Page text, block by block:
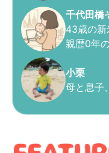
千代田橋
43歳の新
親歴0年
小栗
母と息子